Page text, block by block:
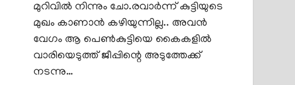
മുറിവിൽ നിന്നും ചോ.രവാർന്ന് കുട്ടിയുടെ
മുഖം കാണാൻ കഴിയുന്നില്ല.. അവൻ
വേഗം ആ പെൺകുട്ടിയെ കൈകളിൽ
വാരിയെടുത്ത് ജീപ്പിന്റെ അടുത്തേക്ക്
നടന്നു…